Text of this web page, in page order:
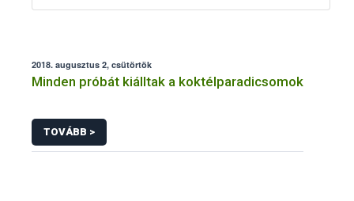
2018. augusztus 2, csütörtök
Minden próbát kiálltak a koktélparadicsomok
TOVÁBB >